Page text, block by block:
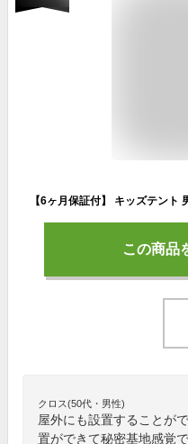
この商品
クロス(50代・男性)
屋外にも設置することが
置ができて秘密基地感覚